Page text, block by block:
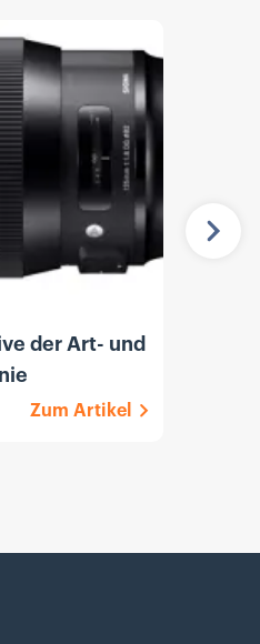
der Art- und
Zum Artikel